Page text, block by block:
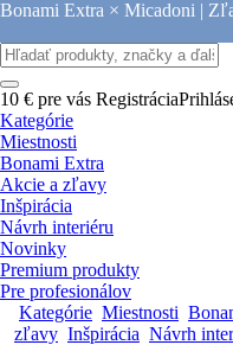
Bonami Extra × Micadoni |
10 € pre vás Registrácia
Kategórie
Miestnosti
Bonami Extra
Akcie a zľavy
Inšpirácia
Návrh interiéru
Novinky
Premium produkty
Pre profesionálov
Kategórie Miestnosti
zľavy Inšpirácia Návrh